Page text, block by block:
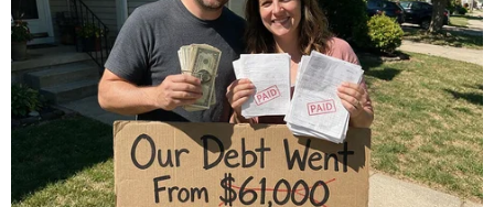
Tổng thống Italy Sergio Mattarella bắt đầu các cuộc
tham vấn nhằm đưa Italy thoát khỏi bế tắc chính trị sau
khi Thủ tướng Matteo Renzi chính thức đệ đơn từ chức.